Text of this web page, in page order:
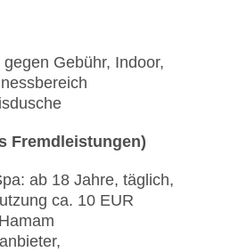
Gebühr, Indoor,
Fremdleistungen)
ab 18 Jahre, täglich,
ca. 10 EUR